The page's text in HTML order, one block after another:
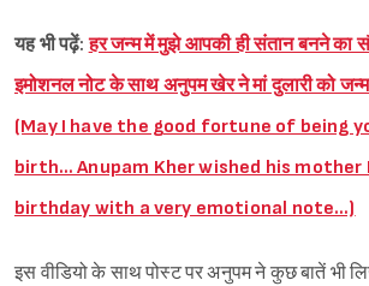
यह भी पढ़ें:हर जन्म में मुझे आपकी ही संतान बनने का
इमोशनल नोट के साथ अनुपम खेर ने मां दुलारी को
(May I have the good fortune of being
birth… Anupam Kher wished his mother
birthday with a very emotional note…)
इस वीडियो के साथ पोस्ट पर अनुपम ने कुछ बातें भी